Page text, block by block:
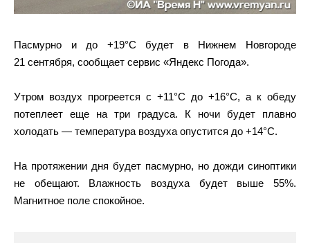
Пасмурно и до +19°С будет в Нижнем Новгороде
21 сентября, сообщает сервис «Яндекс Погода».
Утром воздух прогреется с +11°С до +16°С, а к обеду
потеплеет еще на три градуса. К ночи будет плавно
холодать — температура воздуха опустится до +14°С.
На протяжении дня будет пасмурно, но дожди синоптики
не обещают. Влажность воздуха будет выше 55%.
Магнитное поле спокойное.